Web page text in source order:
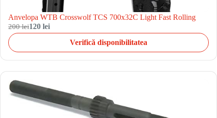
Anvelopa WTB Crosswolf TCS 700x32C Light Fast Rolling
200 lei120 lei
Verifică disponibilitatea